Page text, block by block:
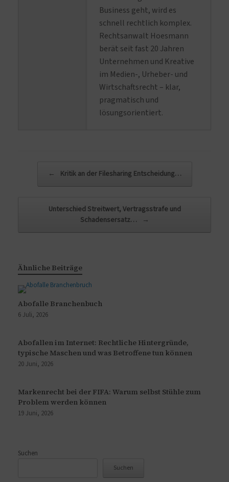
Business geht, wird es
schnell rechtlich komplex.
Rechtsanwalt Hoesmann
berät seit fast 20 Jahren
Unternehmen und Kreative
im Medien-, Urheber- und
Wirtschaftsrecht – klar,
pragmatisch und
lösungsorientiert.
← Kritik an der Filesharing Entscheidung…
Unterschied Streitwert, Vertragsstrafe und
Schadensersatz…
→
Ähnliche Beiträge
Abofalle Branchenbuch
6 Juli, 2026
Abofallen im Internet: Rechtliche Hintergründe,
typische Maschen und was Betroffene tun können
20 Juni, 2026
Markenrecht bei der FIFA: Warum selbst Stühle zum
Problem werden können
19 Juni, 2026
Suchen
Suchen